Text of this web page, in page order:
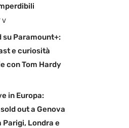
su Paramount+:
e curiosità
con Tom Hardy
in Europa:
out a Genova
Parigi, Londra e